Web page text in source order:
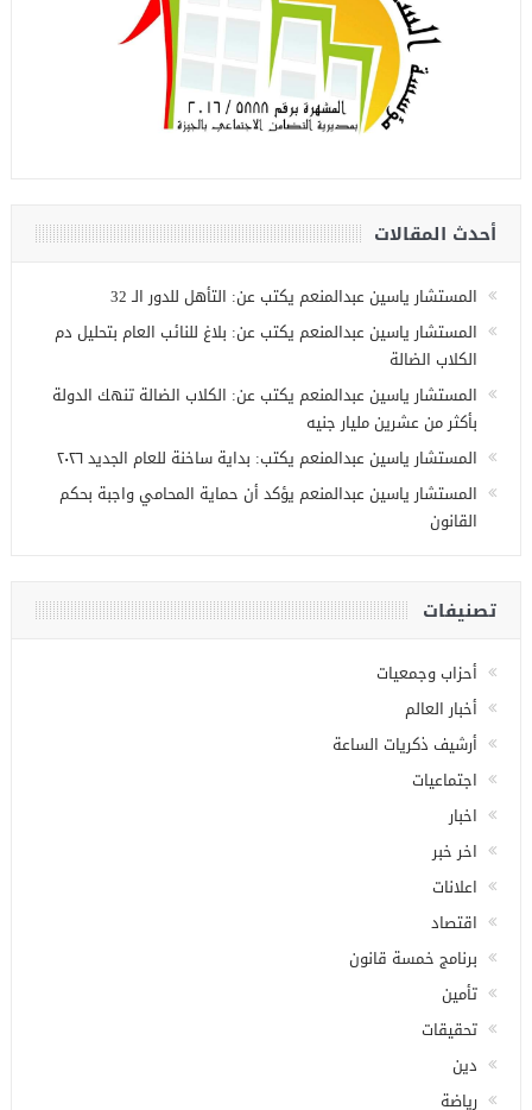
أحدث المقالات
المستشار ياسين عبدالمنعم يكتب عن: التأهل للدور الـ 32
المستشار ياسين عبدالمنعم يكتب عن: بلاغ للنائب العام بتحليل دم
الكلاب الضالة
المستشار ياسين عبدالمنعم يكتب عن: الكلاب الضالة تنهك الدولة
بأكثر من عشرين مليار جنيه
المستشار ياسين عبدالمنعم يكتب: بداية ساخنة للعام الجديد ٢٠٢٦
المستشار ياسين عبدالمنعم يؤكد أن حماية المحامي واجبة بحكم
القانون
تصنيفات
أحزاب وجمعيات
أخبار العالم
أرشيف ذكريات الساعة
اجتماعيات
اخبار
اخر خبر
اعلانات
اقتصاد
برنامج خمسة قانون
تأمين
تحقيقات
دين
رياضة